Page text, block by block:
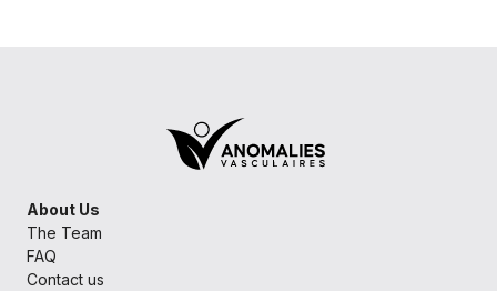
About Us
The Team
FAQ
Contact us